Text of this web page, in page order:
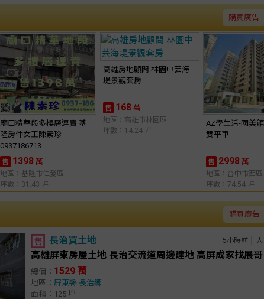
購買廣告
廟口精華段多樓層連賣 基
隆房仲女王陳素珍
0937186713
售 1398 萬
地區：基隆市仁愛區
坪數：31.43 坪
高雄房地顧問 林園中芸海
堤景觀套房
售 168 萬
地區：高雄市林園區
坪數：14.24 坪
AZ學生活-國美
雙平車
售 2998 萬
地區：台中市西區
坪數：74.54 坪
購買廣告
長治買土地 5小時前 │
高雄屏東房屋土地 長治交流道周邊建地 高屏成家找展哥
總價： 1529 萬
地區： 屏東縣 長治鄉
面積：125 坪